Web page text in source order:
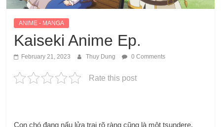
ANIME - MANGA
Kaiseki Anime Ep.
February 21, 2023 Thuy Dung 0 Comments
Rate this post
Con chó đang nấu lửa trại rõ ràng cũng là một tsundere.